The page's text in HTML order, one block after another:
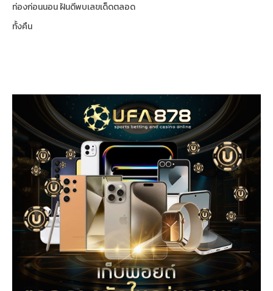
ท่องก่อนนอน ฝันดีพบเลขเด็ดตลอด
ทั้งคืน